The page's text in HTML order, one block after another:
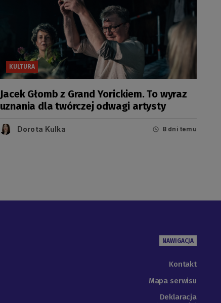
KULTURA
Jacek Głomb z Grand Yorickiem. To wyraz
uznania dla twórczej odwagi artysty
Dorota Kulka 8 dni temu
NAWIGACJA
Kontakt
Mapa serwisu
Deklaracja